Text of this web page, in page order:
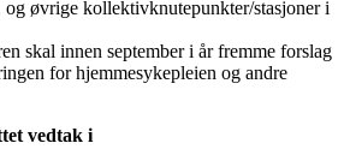
øvrige kollektivknutepunkter/stasjoner i
skal innen september i år fremme forslag
for hjemmesykepleien og andre
vedtak i